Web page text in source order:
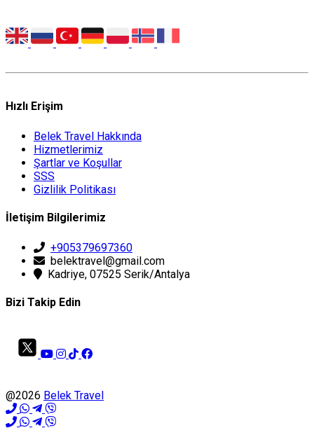
Hızlı Erişim
Belek Travel Hakkında
Hizmetlerimiz
Şartlar ve Koşullar
SSS
Gizlilik Politikası
İletişim Bilgilerimiz
+905379697360
belektravel@gmail.com
Kadriye, 07525 Serik/Antalya
Bizi Takip Edin
@2026 Belek Travel